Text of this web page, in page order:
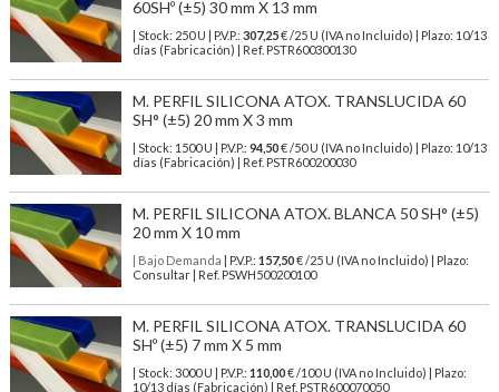
60SHº (±5) 30 mm X 13 mm
| Stock: 250 U | P.V.P.: 307,25€/25 U (IVA no Incluido)
| Plazo: 10/13
días (Fabricación) | Ref. PSTR600300130
M. PERFIL SILICONA ATOX. TRANSLUCIDA 60
SH° (±5) 20 mm X 3 mm
| Stock: 1500 U | P.V.P.: 94,50€/50 U (IVA no Incluido)
| Plazo: 10/13
días (Fabricación) | Ref. PSTR600200030
M. PERFIL SILICONA ATOX. BLANCA 50 SH° (±5)
20 mm X 10 mm
| Bajo Demanda | P.V.P.: 157,50€ /25 U (IVA no Incluido) | Plazo:
Consultar | Ref. PSWH500200100
M. PERFIL SILICONA ATOX. TRANSLUCIDA 60
SHº (±5) 7 mm X 5 mm
| Stock: 3000 U | P.V.P.: 110,00€/100 U (IVA no Incluido)
| Plazo:
10/13 días (Fabricación) | Ref. PSTR600070050